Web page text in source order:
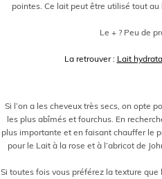
pointes. Ce lait peut être utilisé tout
Le + ? Peu de
La retrouver : Lait
Si l’on a les cheveux très secs, on opte
les plus abîmés et fourchus. En
plus importante et en faisant chauffer le
pour le Lait à la rose et à l’abricot de
Si toutes fois vous préférez la texture